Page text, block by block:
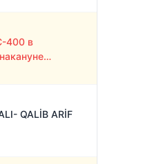
400 в
QALİB ARİF